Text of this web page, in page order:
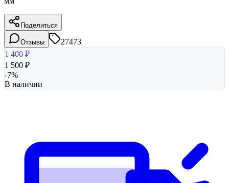
Поделиться
Отзывы
27473
1 400 ₽
1 500 ₽
-7%
В наличии